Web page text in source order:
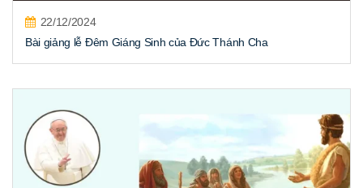
22/12/2024
Bài giảng lễ Đêm Giáng Sinh của Đức Thánh Cha